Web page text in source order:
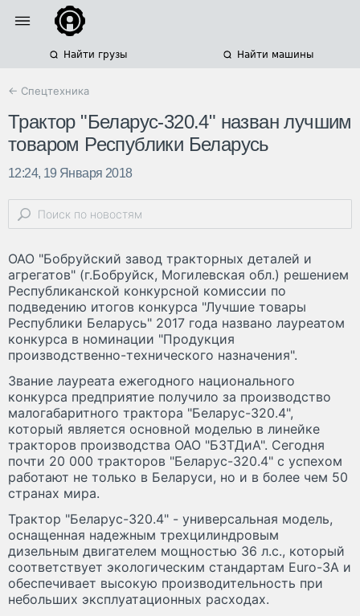
Найти грузы Найти машины
← Спецтехника
Трактор "Беларус-320.4" назван лучшим
товаром Республики Беларусь
12:24, 19 Января 2018
ОАО "Бобруйский завод тракторных деталей и
агрегатов" (г.Бобруйск, Могилевская обл.) решением
Республиканской конкурсной комиссии по
подведению итогов конкурса "Лучшие товары
Республики Беларусь" 2017 года названо лауреатом
конкурса в номинации "Продукция
производственно-технического назначения".
Звание лауреата ежегодного национального
конкурса предприятие получило за производство
малогабаритного трактора "Беларус-320.4",
который является основной моделью в линейке
тракторов производства ОАО "БЗТДиА". Сегодня
почти 20 000 тракторов "Беларус-320.4" с успехом
работают не только в Беларуси, но и в более чем 50
странах мира.
Трактор "Беларус-320.4" - универсальная модель,
оснащенная надежным трехцилиндровым
дизельным двигателем мощностью 36 л.с., который
соответствует экологическим стандартам Euro-3A и
обеспечивает высокую производительность при
небольших эксплуатационных расходах.